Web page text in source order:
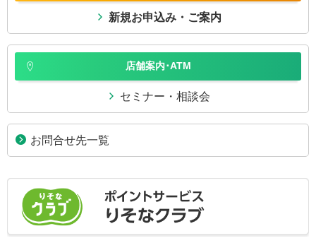
新規お申込み・ご案内
店舗案内･ATM
セミナー・相談会
お問合せ先一覧